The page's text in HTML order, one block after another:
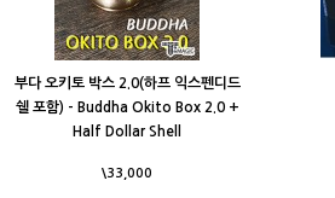
부다 오키토 박스 2.0(하프 익스펜디드
쉘 포함) - Buddha Okito Box 2.0 +
Half Dollar Shell
\33,000